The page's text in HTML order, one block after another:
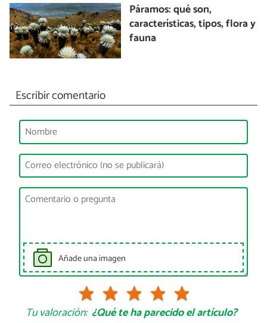
Páramos: qué son,
características, tipos, flora y
fauna
Escribir comentario
Añade una imagen
Tu valoración: ¿Qué te ha parecido el artículo?